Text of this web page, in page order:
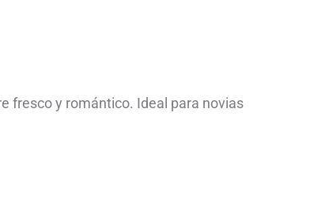
fresco y romántico. Ideal para novias